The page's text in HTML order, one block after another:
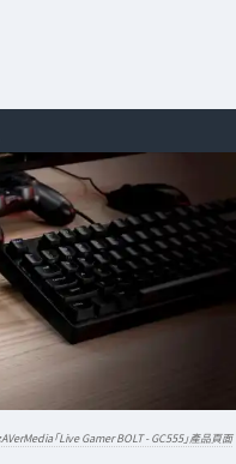
AVerMedia「Live Gamer BOLT - GC555」產品頁面